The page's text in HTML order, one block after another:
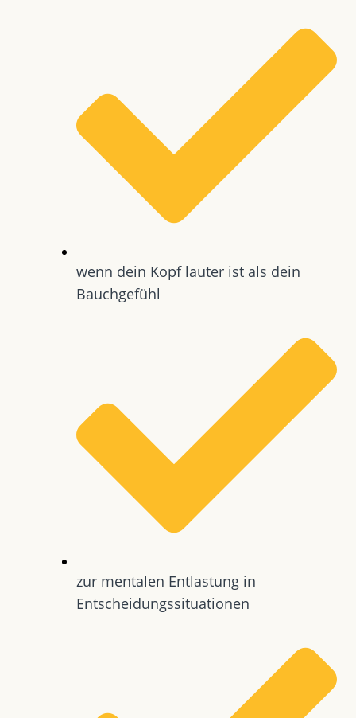
wenn dein Kopf lauter ist als dein
Bauchgefühl
zur mentalen Entlastung in
Entscheidungssituationen